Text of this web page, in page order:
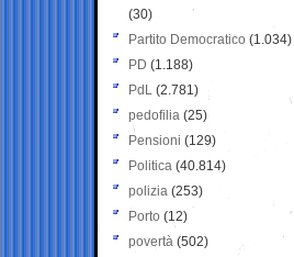
(30)
Partito Democratico (1.034)
PD (1.188)
PdL (2.781)
pedofilia (25)
Pensioni (129)
Politica (40.814)
polizia (253)
Porto (12)
povertà (502)